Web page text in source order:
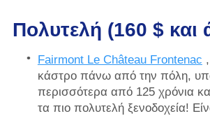
Πολυτελή (160 $ και
Fairmont Le Château Frontenac
κάστρο πάνω από την πόλη,
περισσότερα από 125 χρόνια
τα πιο πολυτελή ξενοδοχεία!